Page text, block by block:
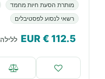
מותרת הסעת חיות מחמד
רשאי לנסוע לפסטיבלים
112.5
€ EUR ללילה